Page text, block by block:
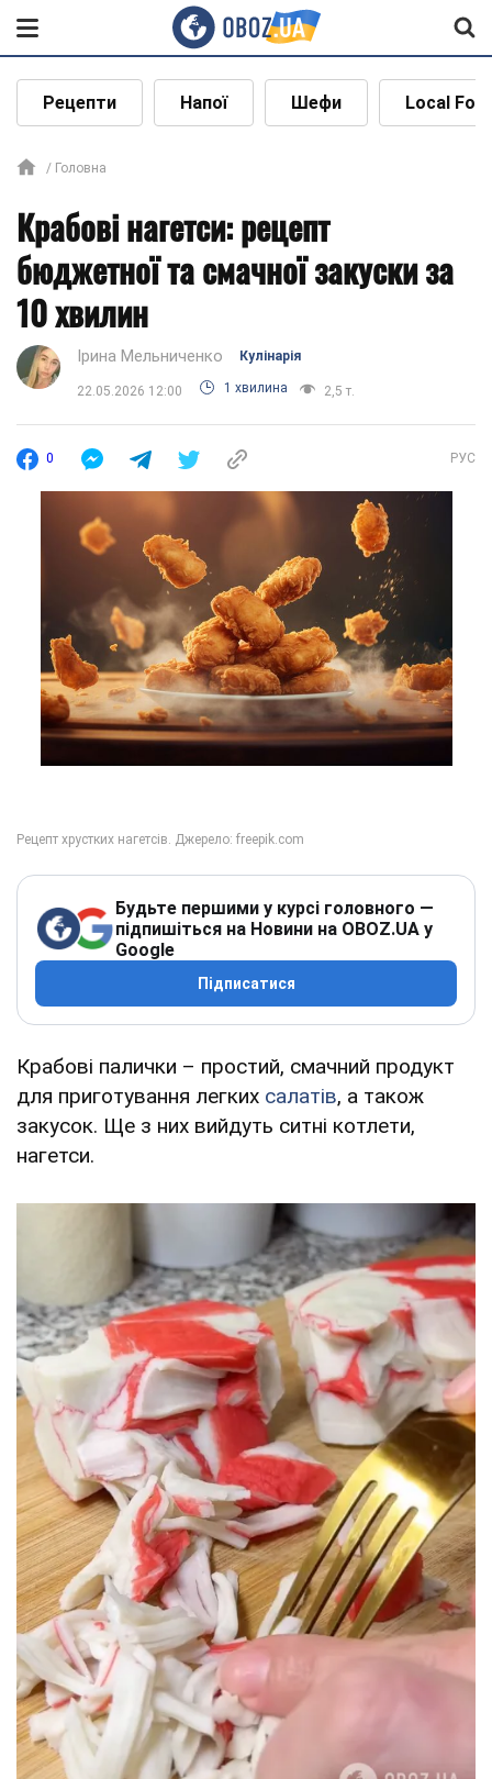
Рецепти Напої Шефи Local
Головна
Крабові нагетси: рецепт
бюджетної та смачної закуски за
10 хвилин
Ірина Мельниченко Кулінарія
22.05.2026 12:00 1 хвилина 2,5 т.
0 РУС
Будьте першими у курсі головного —
підпишіться на Новини на OBOZ.UA у
Google
Підписатися
Крабові палички – простий, смачний продукт
для приготування легких салатів, а також
закусок. Ще з них вийдуть ситні котлети,
нагетси.